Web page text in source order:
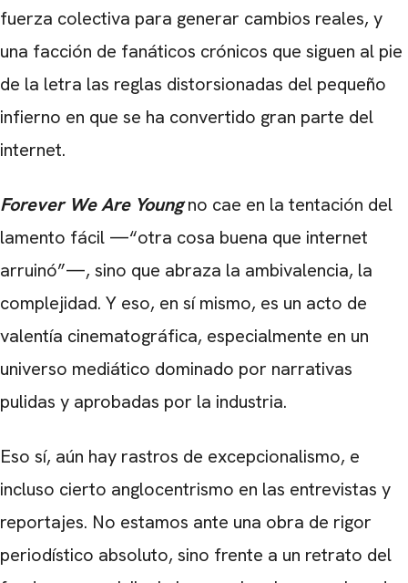
fuerza colectiva para generar cambios reales, y
una facción de fanáticos crónicos que siguen al pie
de la letra las reglas distorsionadas del pequeño
infierno en que se ha convertido gran parte del
internet.
Forever We Are Young no cae en la tentación del
lamento fácil —“otra cosa buena que internet
arruinó”—, sino que abraza la ambivalencia, la
complejidad. Y eso, en sí mismo, es un acto de
valentía cinematográfica, especialmente en un
universo mediático dominado por narrativas
pulidas y aprobadas por la industria.
Eso sí, aún hay rastros de excepcionalismo, e
incluso cierto anglocentrismo en las entrevistas y
reportajes. No estamos ante una obra de rigor
periodístico absoluto, sino frente a un retrato del